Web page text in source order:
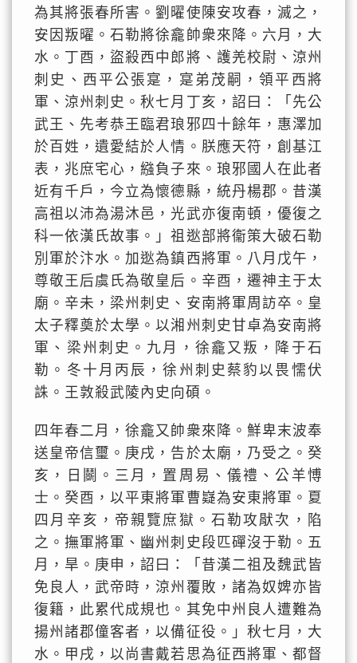
為其將張春所害。劉曜使陳安攻春，滅之，
安因叛曜。石勒將徐龕帥衆來降。六月，大
水。丁酉，盜殺西中郎將、護羌校尉、涼州
刺史、西平公張寔，寔弟茂嗣，領平西將
軍、涼州刺史。秋七月丁亥，詔曰：「先公
武王、先考恭王臨君琅邪四十餘年，惠澤加
於百姓，遺愛結於人情。朕應天符，創基江
表，兆庶宅心，繈負子來。琅邪國人在此者
近有千戶，今立為懷德縣，統丹楊郡。昔漢
高祖以沛為湯沐邑，光武亦復南頓，優復之
科一依漢氏故事。」祖逖部將衞策大破石勒
別軍於汴水。加逖為鎮西將軍。八月戊午，
尊敬王后虞氏為敬皇后。辛酉，遷神主于太
廟。辛未，梁州刺史、安南將軍周訪卒。皇
太子釋奠於太學。以湘州刺史甘卓為安南將
軍、梁州刺史。九月，徐龕又叛，降于石
勒。冬十月丙辰，徐州刺史蔡豹以畏懦伏
誅。王敦殺武陵內史向碩。
四年春二月，徐龕又帥衆來降。鮮卑末波奉
送皇帝信璽。庚戌，告於太廟，乃受之。癸
亥，日鬬。三月，置周易、儀禮、公羊愽
士。癸酉，以平東將軍曹嶷為安東將軍。夏
四月辛亥，帝親覽庶獄。石勒攻猒次，陷
之。撫軍將軍、幽州刺史段匹磾沒于勒。五
月，旱。庚申，詔曰：「昔漢二祖及魏武皆
免良人，武帝時，涼州覆敗，諸為奴婢亦皆
復籍，此累代成規也。其免中州良人遭難為
揚州諸郡僮客者，以備征役。」秋七月，大
水。甲戌，以尚書戴若思為征西將軍、都督